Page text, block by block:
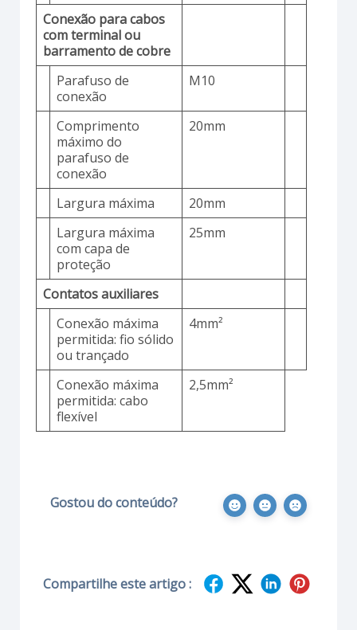
Conexão para cabos
com terminal ou
barramento de cobre
Parafuso de
conexão
M10
Comprimento
máximo do
parafuso de
conexão
20mm
Largura máxima
20mm
Largura máxima
com capa de
proteção
25mm
Contatos auxiliares
Conexão máxima
permitida: fio sólido
ou trançado
4mm²
Conexão máxima
permitida: cabo
flexível
2,5mm²
Gostou do conteúdo?
Compartilhe este artigo :